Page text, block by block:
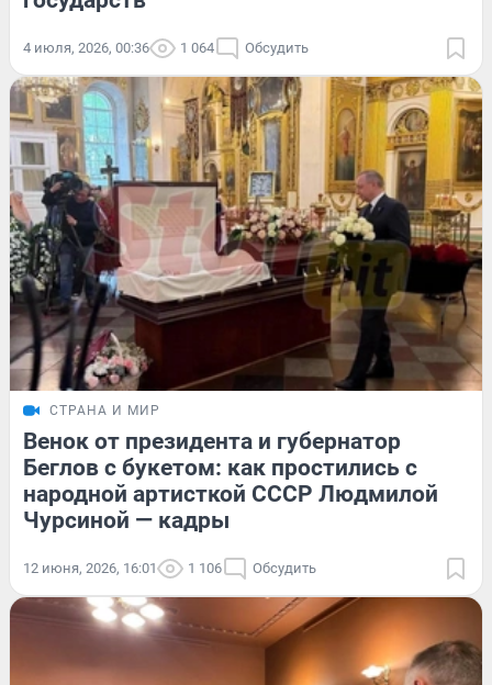
4 июля, 2026, 00:36 1 064 Обсудить
СТРАНА И МИР
Венок от президента и губернатор
Беглов с букетом: как простились с
народной артисткой СССР Людмилой
Чурсиной — кадры
12 июня, 2026, 16:01 1 106 Обсудить